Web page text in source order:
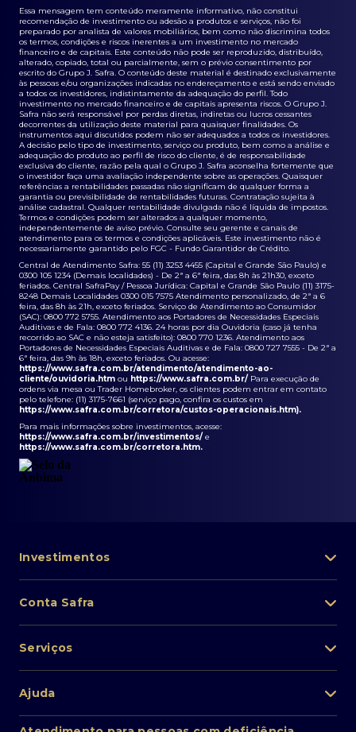
Essa mensagem tem conteúdo meramente informativo, não constitui
recomendação de investimento ou adesão a produtos e serviços, não foi
preparado por analista de valores mobiliários, bem como não discrimina todos
os termos, condições e riscos inerentes a um investimento no mercado
financeiro e de capitais. Este conteúdo não pode ser reproduzido, distribuído,
alterado, copiado, total ou parcialmente, sem o prévio consentimento por
escrito do Grupo J. Safra. O conteúdo deste material é destinado exclusivamente
às pessoas e/ou organizações indicadas no endereçamento e está sendo enviado
a todos os investidores, indistintamente da adequação do perfil. Todo
investimento no mercado financeiro e de capitais apresenta riscos. O Grupo J.
Safra não será responsável por perdas diretas, indiretas ou lucros cessantes
decorrentes da utilização deste material para quaisquer finalidades. Os
instrumentos aqui discutidos podem não ser adequados a todos os investidores.
A decisão pelo tipo de investimento, serviço ou produto, bem como a análise e
adequação do produto ao perfil de risco do cliente, é de responsabilidade
exclusiva do cliente, razão pela qual o Grupo J. Safra aconselha fortemente que
o investidor faça uma avaliação independente sobre as operações. Quaisquer
referências a rentabilidades passadas não significam de qualquer forma a
garantia ou previsibilidade de rentabilidades futuras. Contratação sujeita à
análise cadastral. Qualquer rentabilidade divulgada não é líquida de impostos.
Termos e condições podem ser alterados a qualquer momento,
independentemente de aviso prévio. Consulte seu gerente e canais de
atendimento para os termos e condições aplicáveis. Este investimento não é
necessariamente garantido pelo FGC - Fundo Garantidor de Crédito.
Central de Atendimento Safra: 55 (11) 3253 4455 (Capital e Grande São Paulo) e
0300 105 1234 (Demais localidades) - De 2ª a 6ª feira, das 8h às 21h30, exceto
feriados. Central SafraPay / Pessoa Jurídica: Capital e Grande São Paulo (11) 3175-
8248 Demais Localidades 0300 015 7575 Atendimento personalizado, de 2ª a 6
feira, das 8h às 21h, exceto feriados. Serviço de Atendimento ao Consumidor
(SAC): 0800 772 5755. Atendimento aos Portadores de Necessidades Especiais
Auditivas e de Fala: 0800 772 4136. 24 horas por dia Ouvidoria (caso já tenha
recorrido ao SAC e não esteja satisfeito): 0800 770 1236. Atendimento aos
Portadores de Necessidades Especiais Auditivas e de Fala: 0800 727 7555 - De 2ª a
6ª feira, das 9h às 18h, exceto feriados. Ou acesse:
https://www.safra.com.br/atendimento/atendimento-ao-
cliente/ouvidoria.htm ou https://www.safra.com.br/ Para execução de
ordens via mesa ou Trader Homebroker, os clientes podem entrar em contato
pelo telefone: (11) 3175-7661 (serviço pago, confira os custos em
https://www.safra.com.br/corretora/custos-operacionais.htm).
Para mais informações sobre investimentos, acesse:
https://www.safra.com.br/investimentos/ e
https://www.safra.com.br/corretora.htm.
Investimentos
Lista de fundos de investimento
Private Banking
Renda fixa
Conta Safra
Pessoa Física
Cartões
Empréstimos e financiamentos
Serviços
Perda/roubo de celular
Ajuda
Atendimento ao cliente